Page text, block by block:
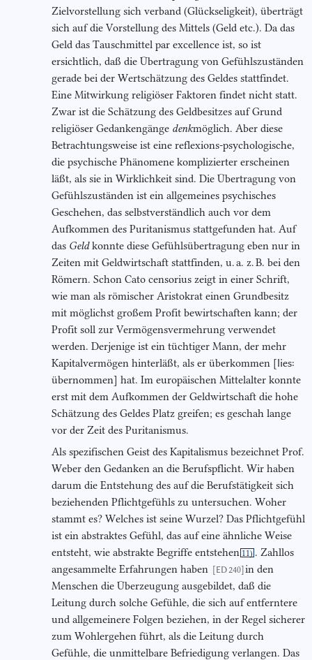
Zielvorstellung sich verband (Glückseligkeit), überträgt
sich auf die Vorstellung des Mittels (Geld etc.). Da das
Geld das Tauschmittel par excellence ist, so ist
ersichtlich, daß die Übertragung von Gefühlszuständen
gerade bei der Wertschätzung des Geldes stattfindet.
Eine Mitwirkung religiöser Faktoren findet nicht statt.
Zwar ist die Schätzung des Geldbesitzes auf Grund
religiöser Gedankengänge denkmöglich. Aber diese
Betrachtungsweise ist eine reflexions-psychologische,
die psychische Phänomene komplizierter erscheinen
läßt, als sie in Wirklichkeit sind. Die Übertragung von
Gefühlszuständen ist ein allgemeines psychisches
Geschehen, das selbstverständlich auch vor dem
Aufkommen des Puritanismus stattgefunden hat. Auf
das Geldkonnte diese Gefühlsübertragung eben nur in
Zeiten mit Geldwirtschaft stattfinden, u. a. z. B. bei den
Römern. Schon Cato censorius zeigt in einer Schrift,
wie man als römischer Aristokrat einen Grundbesitz
mit möglichst großem Profit bewirtschaften kann; der
Profit soll zur Vermögensvermehrung verwendet
werden. Derjenige ist ein tüchtiger Mann, der mehr
Kapitalvermögen hinterläßt, als er überkommen [lies:
übernommen] hat. Im europäischen Mittelalter konnte
erst mit dem Aufkommen der Geldwirtschaft die hohe
Schätzung des Geldes Platz greifen; es geschah lange
vor der Zeit des Puritanismus.
Als spezifischen Geist des Kapitalismus bezeichnet Prof.
Weber den Gedanken an die Berufspflicht. Wir haben
darum die Entstehung des auf die Berufstätigkeit sich
beziehenden Pflichtgefühls zu untersuchen. Woher
stammt es? Welches ist seine Wurzel? Das Pflichtgefühl
ist ein abstraktes Gefühl, das auf eine ähnliche Weise
entsteht, wie abstrakte Begriffe entstehen 11) . Zahllos
angesammelte Erfahrungen haben
[ED 240] in den
Menschen die Überzeugung ausgebildet, daß die
Leitung durch solche Gefühle, die sich auf entferntere
und allgemeinere Folgen beziehen, in der Regel sicherer
zum Wohlergehen führt, als die Leitung durch
Gefühle, die unmittelbare Befriedigung verlangen. Das